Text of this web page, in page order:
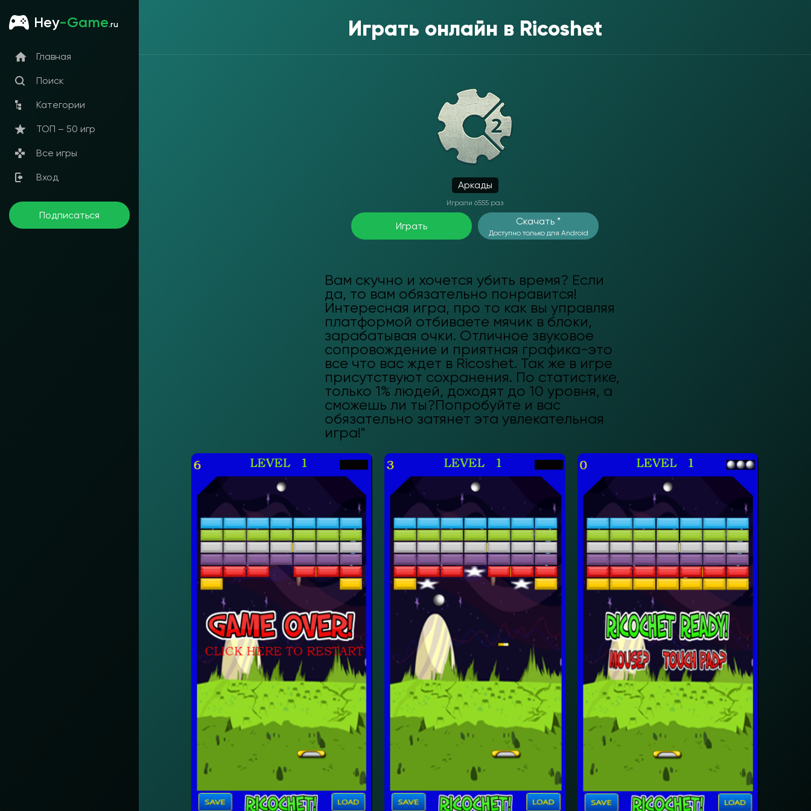
Hey-Game.ru
Главная
Поиск
Категории
ТОП – 50 игр
Все игры
Вход
Подписаться
Играть онлайн в Ricoshet
Аркады
Играли 6555 раз
Играть Скачать *
Доступно только для Android
Вам скучно и хочется убить время? Если
да, то вам обязательно понравится!
Интересная игра, про то как вы управляя
платформой отбиваете мячик в блоки,
зарабатывая очки. Отличное звуковое
сопровождение и приятная графика-это
все что вас ждет в Ricoshet. Так же в игре
присутствуют сохранения. По статистике,
только 1% людей, доходят до 10 уровня, а
сможешь ли ты?Попробуйте и вас
обязательно затянет эта увлекательная
игра!"